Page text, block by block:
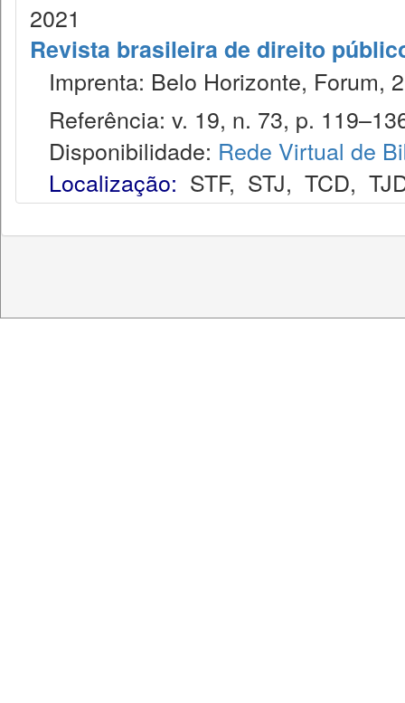
2021
Revista brasileira de direito
Imprenta: Belo Horizonte, Forum,
Referência: v. 19, n. 73, p.
Disponibilidade: Rede Virtual de
Localização: STF, STJ, TCD,